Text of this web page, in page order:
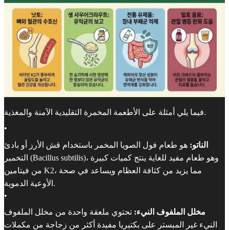
فيما يلي أمثلة على الأطعمة المخمرة التقليدية الآمنة والمغذية.
•
الناتو: هو طعام فول الصويا المخمر باستخدام قش الأرز أو بادئ
التخمير (Bacillus subtilis)، وهو طعام مفيد للغاية ينتج كميات كبيرة
من فيتامين K2، مما يزيد من كثافة العظام ويساعد في صحة
الأوعية الدموية.
•
مخلل الملفوف النيء: تحتوي ملعقة واحدة من مخلل الملفوف
النيء غير المبستر على بكتيريا مفيدة أكثر من زجاجة من مكملات